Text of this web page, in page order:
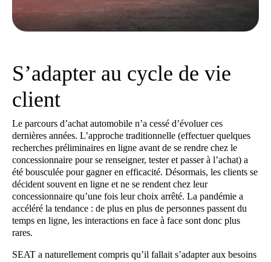
S’adapter au cycle de vie
client
Le parcours d’achat automobile n’a cessé d’évoluer ces
dernières années. L’approche traditionnelle (effectuer quelques
recherches préliminaires en ligne avant de se rendre chez le
concessionnaire pour se renseigner, tester et passer à l’achat) a
été bousculée pour gagner en efficacité. Désormais, les clients se
décident souvent en ligne et ne se rendent chez leur
concessionnaire qu’une fois leur choix arrêté. La pandémie a
accéléré la tendance : de plus en plus de personnes passent du
temps en ligne, les interactions en face à face sont donc plus
rares.
SEAT a naturellement compris qu’il fallait s’adapter aux besoins